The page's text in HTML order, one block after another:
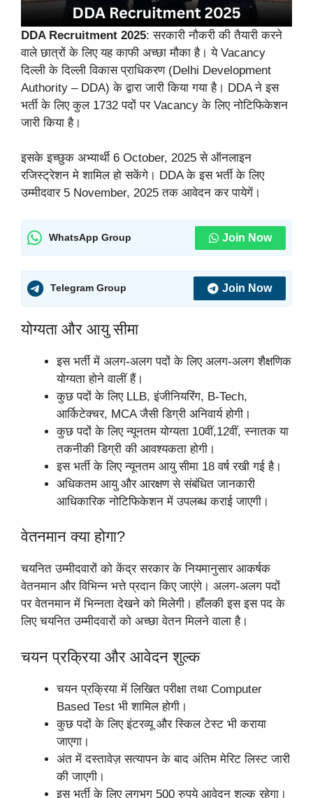
DDA Recruitment 2025: सरकारी नौकरी की तैयारी करने
वाले छात्रों के लिए यह काफी अच्छा मौका है। ये Vacancy
दिल्ली के दिल्ली विकास प्राधिकरण (Delhi Development
Authority – DDA) के द्वारा जारी किया गया है। DDA ने इस
भर्ती के लिए कुल 1732 पदों पर Vacancy के लिए नोटिफिकेशन
जारी किया है।
इसके इच्छुक अभ्यार्थी 6 October, 2025 से ऑनलाइन
रजिस्ट्रेशन मे शामिल हो सकेंगे। DDA के इस भर्ती के लिए
उम्मीदवार 5 November, 2025 तक आवेदन कर पायेगें।
WhatsApp Group Join Now
Telegram Group Join Now
योग्यता और आयु सीमा
इस भर्ती में अलग-अलग पदों के लिए अलग-अलग शैक्षणिक
योग्यता होने वालीं हैं।
कुछ पदों के लिए LLB, इंजीनियरिंग, B-Tech,
आर्किटेक्चर, MCA जैसी डिग्री अनिवार्य होगी।
कुछ पदों के लिए न्यूनतम योग्यता 10वीं,12वीं, स्नातक या
तकनीकी डिग्री की आवश्यकता होगी।
इस भर्ती के लिए न्यूनतम आयु सीमा 18 वर्ष रखी गई है।
अधिकतम आयु और आरक्षण से संबंधित जानकारी
आधिकारिक नोटिफिकेशन में उपलब्ध कराई जाएगी।
वेतनमान क्या होगा?
चयनित उम्मीदवारों को केंद्र सरकार के नियमानुसार आकर्षक
वेतनमान और विभिन्न भत्ते प्रदान किए जाएंगे। अलग-अलग पदों
पर वेतनमान में भिन्नता देखने को मिलेगी। हाँलकी इस इस पद के
लिए चयनित उम्मीदवारों को अच्छा वेतन मिलने वाला है।
चयन प्रक्रिया और आवेदन शुल्क
चयन प्रक्रिया में लिखित परीक्षा तथा Computer
Based Test भी शामिल होगी।
कुछ पदों के लिए इंटरव्यू और स्किल टेस्ट भी कराया
जाएगा।
अंत में दस्तावेज़ सत्यापन के बाद अंतिम मेरिट लिस्ट जारी
की जाएगी।
इस भर्ती के लिए लगभग 500 रुपये आवेदन शुल्क रहेगा।